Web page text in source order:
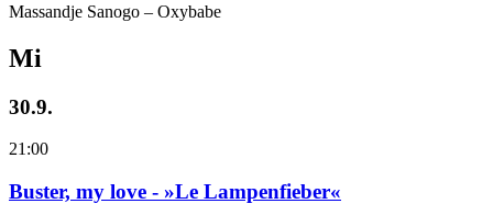
Massandje Sanogo – Oxybabe
Mi
30.9.
21:00
Buster, my love - »Le Lampenfieber«